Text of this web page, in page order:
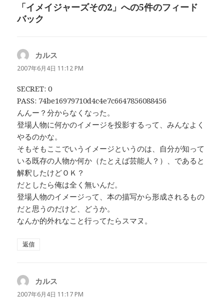
ー
「イメイジャーズその2」への5件のフィード
バック
カルス
り:
2007年6月4日 11:12 PM
SECRET: 0
PASS: 74be16979710d4c4e7c6647856088456
んんー？分からなくなった。
登場人物に何かのイメージを投影するって、みんなよく
やるのかな。
そもそもここでいうイメージというのは、自分が知って
いる既存の人物か何か（たとえば芸能人？）、であると
解釈したけどＯＫ？
だとしたら俺は全く無いんだ。
登場人物のイメージって、本の描写から形成されるもの
だと思うのだけど、どうか。
なんか的外れなこと行ってたらスマヌ。
返信
カルス
り:
2007年6月4日 11:17 PM